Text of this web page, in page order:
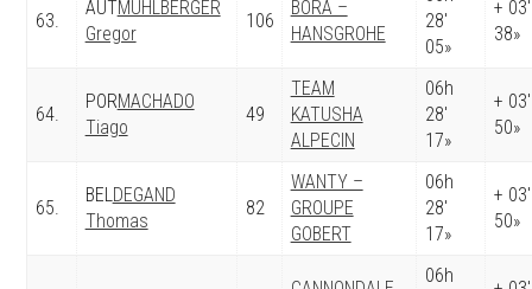
63.
AUTMUHLBERGER
Gregor
106
BORA –
HANSGROHE
28′
05»
+ 03′
38»
64.
PORMACHADO
Tiago
49
TEAM
KATUSHA
ALPECIN
06h
28′
17»
+ 03′
50»
65.
BELDEGAND
Thomas
82
WANTY –
GROUPE
GOBERT
06h
28′
17»
+ 03′
50»
06h